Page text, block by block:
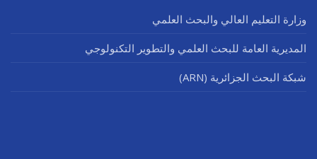
وزارة التعليم العالي والبحث العلمي
المديرية العامة للبحث العلمي والتطوير التكنولوجي
شبكة البحث الجزائرية (ARN)